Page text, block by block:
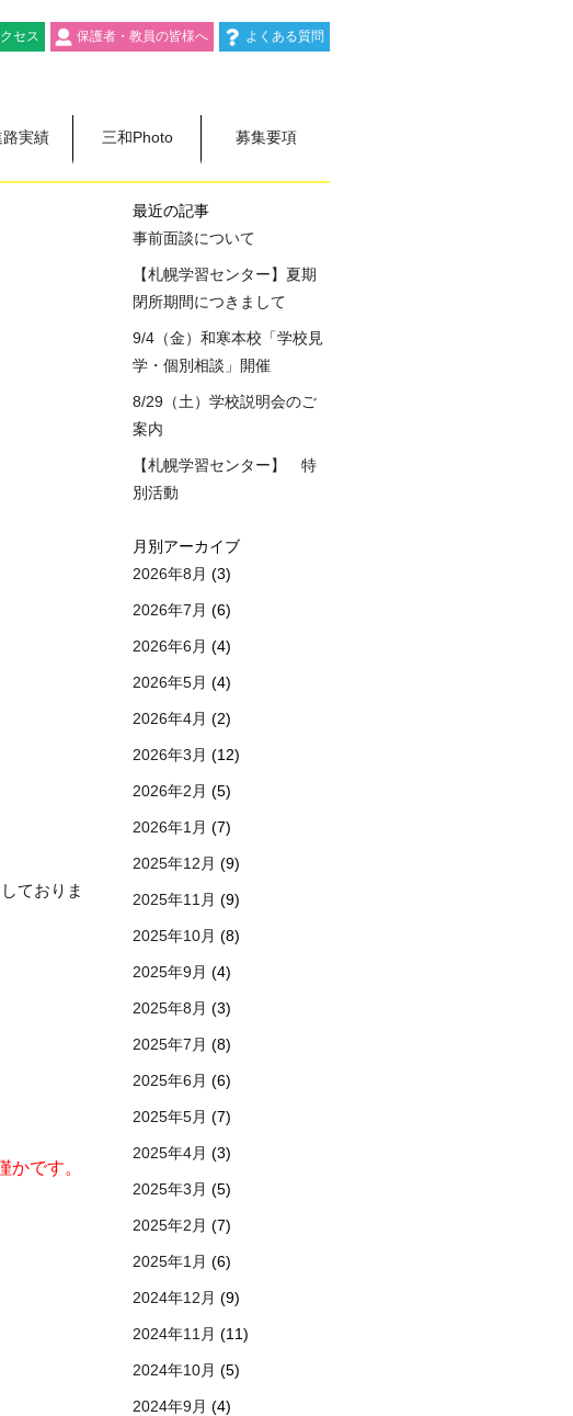
セス 保護者・教員の皆様へ よくある質問
実績 三和Photo 募集要項
ておりま
かです。
最近の記事
事前面談について
【札幌学習センター】夏期
閉所期間につきまして
9/4（金）和寒本校「学校見
学・個別相談」開催
8/29（土）学校説明会のご
案内
【札幌学習センター】 特
別活動
月別アーカイブ
2026年8月 (3)
2026年7月 (6)
2026年6月 (4)
2026年5月 (4)
2026年4月 (2)
2026年3月 (12)
2026年2月 (5)
2026年1月 (7)
2025年12月 (9)
2025年11月 (9)
2025年10月 (8)
2025年9月 (4)
2025年8月 (3)
2025年7月 (8)
2025年6月 (6)
2025年5月 (7)
2025年4月 (3)
2025年3月 (5)
2025年2月 (7)
2025年1月 (6)
2024年12月 (9)
2024年11月 (11)
2024年10月 (5)
2024年9月 (4)